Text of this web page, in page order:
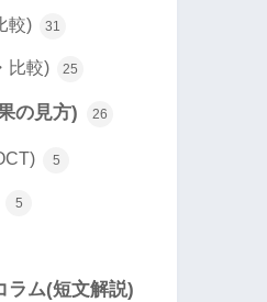
較) 31
比較) 25
の見方) 26
5
5
ラム(短文解説)